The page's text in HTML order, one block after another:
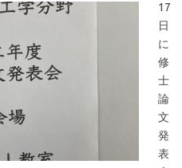
17
日
に
修
士
論
文
発
表